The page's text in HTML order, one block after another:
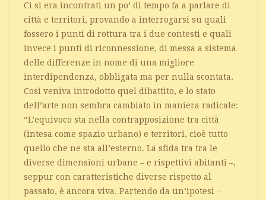
Ci si era incontrati un po’ di tempo fa a parlare di
città e territori, provando a interrogarsi su quali
fossero i punti di rottura tra i due contesti e quali
invece i punti di riconnessione, di messa a sistema
delle differenze in nome di una migliore
interdipendenza, obbligata ma per nulla scontata.
Così veniva introdotto quel dibattito, e lo stato
dell’arte non sembra cambiato in maniera radicale:
“L’equivoco sta nella contrapposizione tra città
(intesa come spazio urbano) e territori, cioè tutto
quello che ne sta all’esterno. La sfida tra tra le
diverse dimensioni urbane – e rispettivi abitanti –,
seppur con caratteristiche diverse rispetto al
passato, è ancora viva. Partendo da un’ipotesi –